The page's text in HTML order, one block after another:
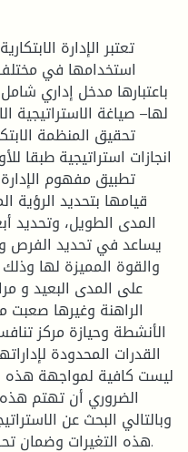
تعتبر الإدارة
استخدامها في مختلف
باعتبارها مدخل إداري
لها– صياغة الاستراتيجية
تحقيق المنظمة
انجازات استراتيجية طبقا
تطبيق مفهوم
قيامها بتحديد الرؤية
المدى الطويل، وتحديد
يساعد في تحديد الفرص
والقوة المميزة لها وذلك
على المدى البعيد و
الراهنة وغيرها صعبت
الأنشطة وحيازة مركز
القدرات المحدودة
ليست كافية لمواجهة هذه
الضروري أن تهتم
وبالتالي البحث عن
هذه التغيرات وضمان